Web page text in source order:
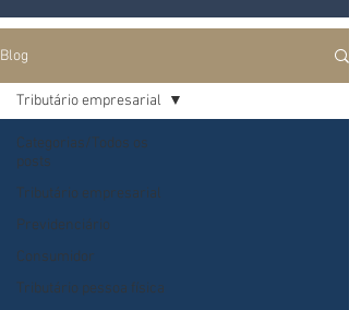
Blog
Categorias/Todos os
posts
Tributário empresarial
Previdenciário
Consumidor
Tributário pessoa física
Tributário empresarial